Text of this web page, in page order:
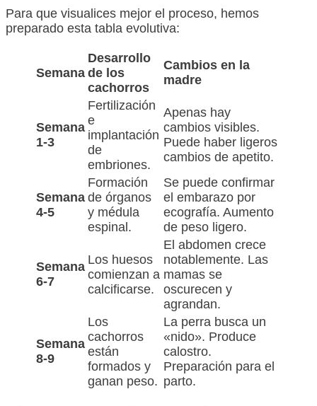
Para que visualices mejor el proceso, hemos
preparado esta tabla evolutiva:
Semana
Desarrollo
de los
cachorros
Cambios en la
madre
Semana
1-3
Fertilización
e
implantación
de
embriones.
Apenas hay
cambios visibles.
Puede haber ligeros
cambios de apetito.
Semana
4-5
Formación
de órganos
y médula
espinal.
Se puede confirmar
el embarazo por
ecografía. Aumento
de peso ligero.
Semana
6-7
Los huesos
comienzan a
calcificarse.
El abdomen crece
notablemente. Las
mamas se
oscurecen y
agrandan.
Semana
8-9
Los
cachorros
están
formados y
ganan peso.
La perra busca un
«nido». Produce
calostro.
Preparación para el
parto.